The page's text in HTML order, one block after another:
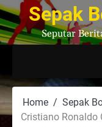
Skip
to
content
Sepak
Seputar
Home
Sepak
Cristiano Ronaldo